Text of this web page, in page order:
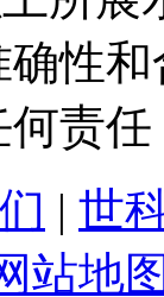
性
责任
| 世
站地